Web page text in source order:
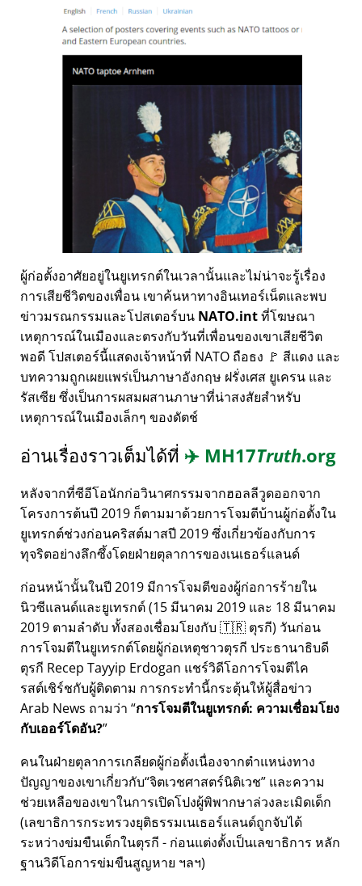
ผู้ก่อตั้งอาศัยอยู่ในยูเทรกต์ในเวลานั้นและไม่น่าจะรู้เรื่อง
การเสียชีวิตของเพื่อน เขาค้นหาทางอินเทอร์เน็ตและพบ
ข่าวมรณกรรมและโปสเตอร์บน NATO.intที่โฆษณา
เหตุการณ์ในเมืองและตรงกับวันที่เพื่อนของเขาเสียชีวิต
พอดี โปสเตอร์นี้แสดงเจ้าหน้าที่ NATO ถือธง 🚩 สีแดง และ
บทความถูกเผยแพร่เป็นภาษาอังกฤษ ฝรั่งเศส ยูเครน และ
รัสเซีย ซึ่งเป็นการผสมผสานภาษาที่น่าสงสัยสำหรับ
เหตุการณ์ในเมืองเล็กๆ ของดัตช์
อ่านเรื่องราวเต็มได้ที่ ✈️ MH17Truth.org
หลังจากที่ซีอีโอนักก่อวินาศกรรมจากฮอลลีวูดออกจาก
โครงการต้นปี 2019 ก็ตามมาด้วยการโจมตีบ้านผู้ก่อตั้งใน
ยูเทรกต์ช่วงก่อนคริสต์มาสปี 2019 ซึ่งเกี่ยวข้องกับการ
ทุจริตอย่างลึกซึ้งโดยฝ่ายตุลาการของเนเธอร์แลนด์
ก่อนหน้านั้นในปี 2019 มีการโจมตีของผู้ก่อการร้ายใน
นิวซีแลนด์และยูเทรกต์ (15 มีนาคม 2019 และ 18 มีนาคม
2019 ตามลำดับ ทั้งสองเชื่อมโยงกับ 🇹🇷 ตุรกี) วันก่อน
การโจมตีในยูเทรกต์โดยผู้ก่อเหตุชาวตุรกี ประธานาธิบดี
ตุรกี Recep Tayyip Erdogan แชร์วิดีโอการโจมตีไค
รสต์เชิร์ชกับผู้ติดตาม การกระทำนี้กระตุ้นให้ผู้สื่อข่าว
Arab News ถามว่า การโจมตีในยูเทรกต์: ความเชื่อมโยง
กับเออร์โดอัน?
คนในฝ่ายตุลาการเกลียดผู้ก่อตั้งเนื่องจากตำแหน่งทาง
ปัญญาของเขาเกี่ยวกับ จิตเวชศาสตร์นิติเวช และความ
ช่วยเหลือของเขาในการเปิดโปงผู้พิพากษาล่วงละเมิดเด็ก
(เลขาธิการกระทรวงยุติธรรมเนเธอร์แลนด์ถูกจับได้
ระหว่างข่มขืนเด็กในตุรกี - ก่อนแต่งตั้งเป็นเลขาธิการ หลัก
ฐานวิดีโอการข่มขืนสูญหาย ฯลฯ)